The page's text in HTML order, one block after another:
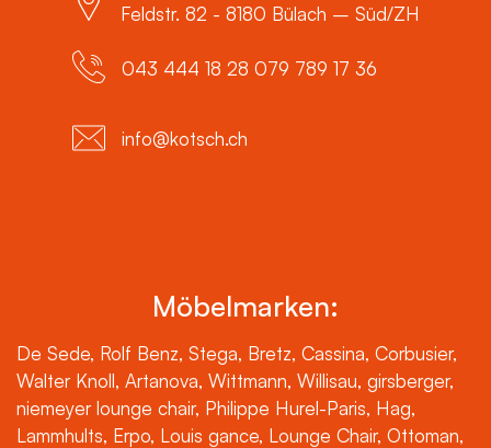
Feldstr. 82 - 8180 Bülach – Süd/ZH
043 444 18 28 079 789 17 36
info@kotsch.ch
Möbelmarken:
De Sede, Rolf Benz, Stega, Bretz, Cassina, Corbusier,
Walter Knoll, Artanova, Wittmann, Willisau, girsberger,
niemeyer lounge chair, Philippe Hurel-Paris, Hag,
Lammhults, Erpo, Louis gance, Lounge Chair, Ottoman,